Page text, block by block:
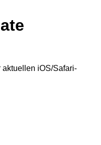
aktuellen iOS/Safari-